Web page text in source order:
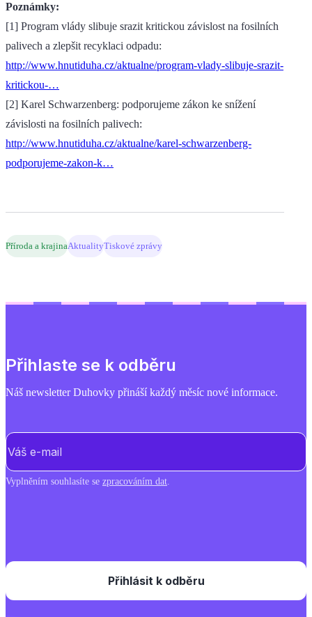
Poznámky:
[1] Program vlády slibuje srazit kritickou závislost na fosilních
palivech a zlepšit recyklaci odpadu:
http://www.hnutiduha.cz/aktualne/program-vlady-slibuje-srazit-
kritickou-…
[2] Karel Schwarzenberg: podporujeme zákon ke snížení
závislosti na fosilních palivech:
http://www.hnutiduha.cz/aktualne/karel-schwarzenberg-
podporujeme-zakon-k…
Příroda a krajinaAktualityTiskové zprávy
Přihlaste se k odběru
Náš newsletter Duhovky přináší každý měsíc nové informace.
E-mail
Vyplněním souhlasíte se zpracováním dat.